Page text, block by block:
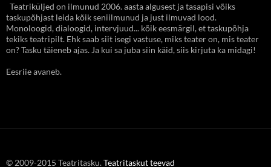
Teatriküljed on ilmunud 2006. aasta algusest ja tasapisi võiks
taskupõhjast leida kõik seniilmunud ja just ilmuvad lood.
Monoloogid, dialoogid, intervjuud... kõik eesmärgil, et taskupõhja
tekiks teatripilt. Ehk saab siit isegi vastuse, miks teater on, mis teater
on? Tasku täieneb ajas. Ja kui sa juba siin käid, siis kirjuta ka midagi!
Eesriie avaneb.
© 2009-2015 Teatritasku.Teatritaskut teevad